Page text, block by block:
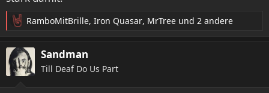
R
e
a
k
t
RamboMitBrille, Iron Quasar, MrTree und 2 andere
Sandman
Till Deaf Do Us Part